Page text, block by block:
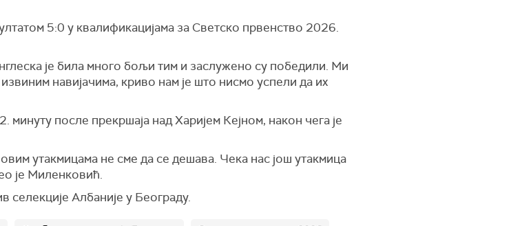
5:0 у квалификацијама за Светско првенство 2026.
је била много бољи тим и заслужено су победили. Ми
навијачима, криво нам је што нисмо успели да их
после прекршаја над Харијем Кејном, након чега је
утакмицама не сме да се дешава. Чека нас још утакмица
је Миленковић.
селекције Албаније у Београду.